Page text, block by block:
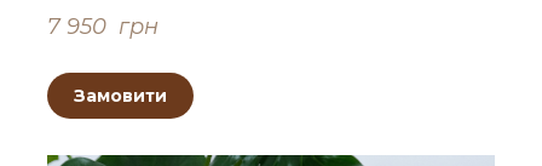
7 950  грн
Замовити